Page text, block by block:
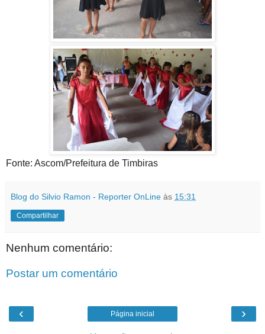
Fonte: Ascom/Prefeitura de Timbiras
Blog do Silvio Ramon - Reporter OnLine às 15:31
Compartilhar
Nenhum comentário:
Postar um comentário
‹ ›
Página inicial